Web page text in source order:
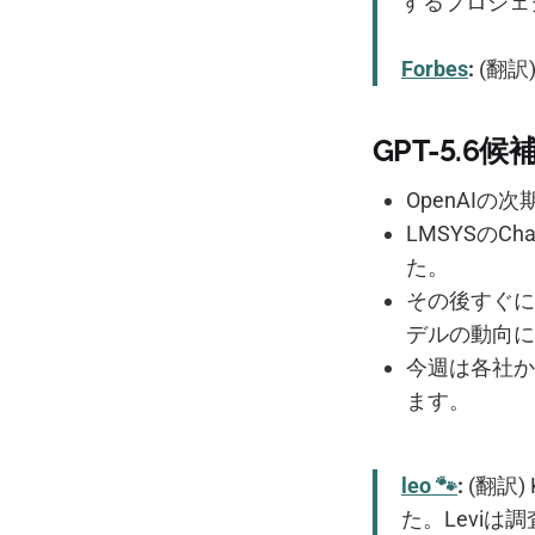
Forbes: (翻訳
GPT-5.6候
OpenAIの次
LMSYSの
た。
その後すぐ
デルの動向
今週は各社
ます。
leo 🐾: (翻訳)
た。Leviは調